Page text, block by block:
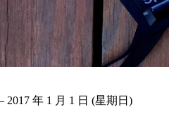
2017 年 1 月 1 日 (星期日)